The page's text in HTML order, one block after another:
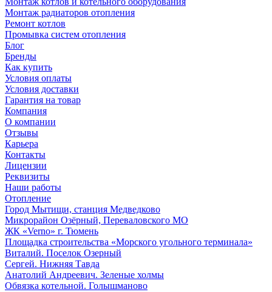
Монтаж радиаторов отопления
Ремонт котлов
Промывка систем отопления
Блог
Бренды
Как купить
Условия оплаты
Условия доставки
Гарантия на товар
Компания
О компании
Отзывы
Карьера
Контакты
Лицензии
Реквизиты
Наши работы
Отопление
Город Мытищи, станция Медведково
Микрорайон Озёрный, Переваловского МО
ЖК «Verno» г. Тюмень
Площадка строительства «Морского угольного терминала»
Виталий. Поселок Озерный
Сергей. Нижняя Тавда
Анатолий Андреевич. Зеленые холмы
Обвязка котельной. Голышманово